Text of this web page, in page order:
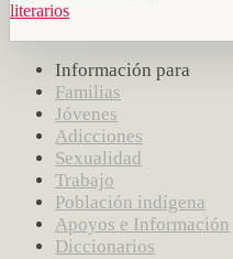
Información para
Familias
Jóvenes
Adicciones
Sexualidad
Trabajo
Población indígena
Apoyos e Información
Diccionarios